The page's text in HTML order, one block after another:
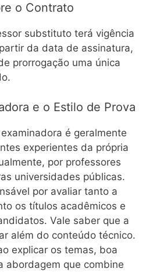
o Contrato
substituto terá vigência
da data de assinatura,
prorrogação uma única
e o Estilo de Prova
é geralmente
experientes da própria
por professores
universidades públicas.
por avaliar tanto a
os títulos acadêmicos e
Vale saber que a
além do conteúdo técnico.
explicar os temas, boa
abordagem que combine